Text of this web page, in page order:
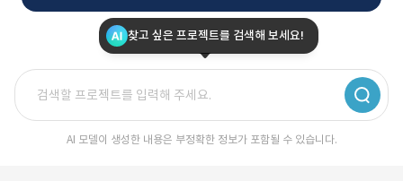
찾고 싶은 프로젝트를 검색해 보세요!
AI 모델이 생성한 내용은 부정확한 정보가 포함될 수 있습니다.